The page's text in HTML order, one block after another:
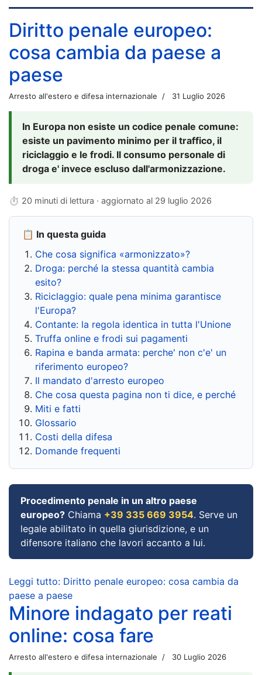
Diritto penale europeo:
cosa cambia da paese a
paese
Arresto all'estero e difesa internazionale 31 Luglio 2026
In Europa non esiste un codice penale comune:
esiste un pavimento minimo per il traffico, il
riciclaggio e le frodi. Il consumo personale di
droga e' invece escluso dall'armonizzazione.
⏱ 20 minuti di lettura · aggiornato al 29 luglio 2026
📋 In questa guida
Che cosa significa «armonizzato»?
Droga: perché la stessa quantità cambia
esito?
Riciclaggio: quale pena minima garantisce
l'Europa?
Contante: la regola identica in tutta l'Unione
Truffa online e frodi sui pagamenti
Rapina e banda armata: perche' non c'e' un
riferimento europeo?
Il mandato d'arresto europeo
Che cosa questa pagina non ti dice, e perché
Miti e fatti
Glossario
Costi della difesa
Domande frequenti
Procedimento penale in un altro paese
europeo? Chiama +39 335 669 3954. Serve un
legale abilitato in quella giurisdizione, e un
difensore italiano che lavori accanto a lui.
Leggi tutto: Diritto penale europeo: cosa cambia da
paese a paese
Minore indagato per reati
online: cosa fare
Arresto all'estero e difesa internazionale 30 Luglio 2026